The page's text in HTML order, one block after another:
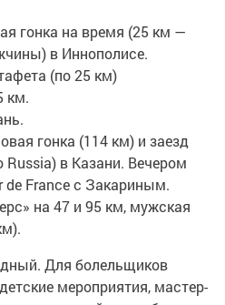
гонка на время (25 км —
в Иннополисе.
(по 25 км)
км.
гонка (114 км) и заезд
Russia) в Казани. Вечером
de France с Закариным.
на 47 и 95 км, мужская
Для болельщиков
мероприятия, мастер-